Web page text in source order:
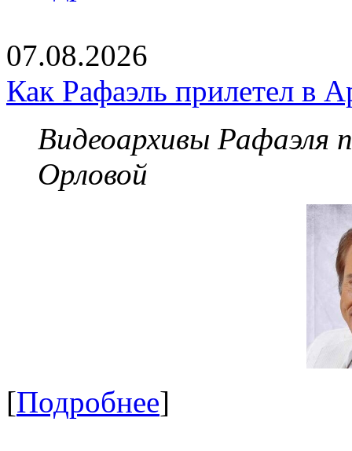
07.08.2026
Как Рафаэль прилетел в
Видеоархивы Рафаэля
Орловой
[Подробнее]